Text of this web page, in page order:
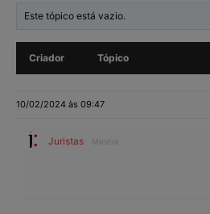
Este tópico está vazio.
Criador Tópico
10/02/2024 às 09:47
Juristas Mestre